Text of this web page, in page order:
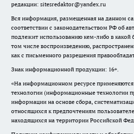
редакции: sitesredaktor@yandex.ru
Вся информация, размещенная на данном
соответствии с законодательством РФ об
подлежит использованию кем-либо в
том числе воспроизведению,
как с письменного разрешения
Знак информационной продукции: 16+.
«На информационном ресурсе
технологии (информационные технологии
информации на основе сбора,
относящихся к предпочтениям
находящихся на территории Российской